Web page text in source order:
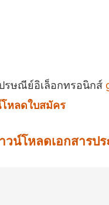
รษณีย์อิเล็อกทรอนิกส์
หลดใบสมัคร
น์โหลดเอกสารป